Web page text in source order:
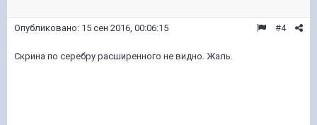
#4
Опубликовано: 15 сен 2016, 00:06:15
Скрина по серебру расширенного не видно. Жаль.